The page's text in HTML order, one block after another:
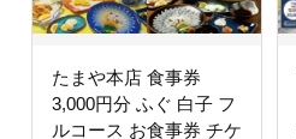
たまや本店 食事券
3,000円分 ふぐ 白子 フ
ルコース お食事券 チケ